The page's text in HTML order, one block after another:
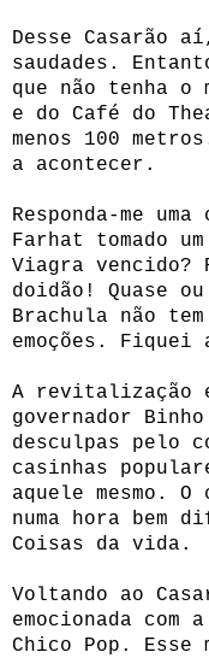
Desse Casarão
saudades.
que não tenha o
e do Café do
menos 100
a acontecer.
Responda-me
Farhat tomado
Viagra vencido?
doidão! Quase
Brachula não
emoções.
A revitalização
governador
desculpas pelo
casinhas
aquele mesmo.
numa hora bem
Coisas da vida.
Voltando ao
emocionada com
Chico Pop. Esse